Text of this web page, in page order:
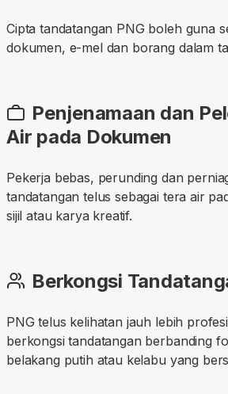
Cipta tandatangan PNG boleh guna
dokumen, e-mel dan borang dalam
Penjenamaan dan
Air pada Dokumen
Pekerja bebas, perunding dan
tandatangan telus sebagai tera air
sijil atau karya kreatif.
Berkongsi
PNG telus kelihatan jauh lebih
berkongsi tandatangan berbanding
belakang putih atau kelabu yang